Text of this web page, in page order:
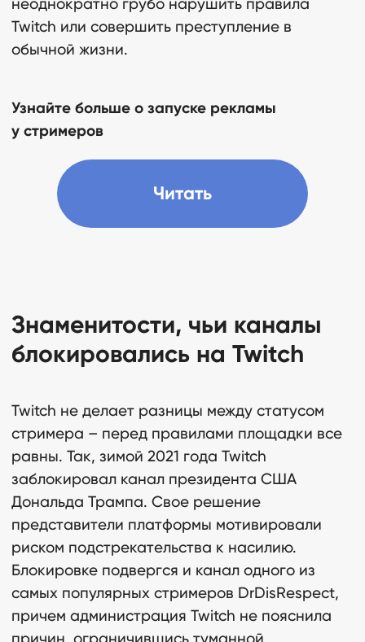
неоднократно грубо нарушить правила
Twitch или совершить преступление в
обычной жизни.
Узнайте больше о запуске рекламы
у стримеров
Знаменитости, чьи каналы
блокировались на Twitch
Twitch не делает разницы между статусом
стримера – перед правилами площадки все
равны. Так, зимой 2021 года Twitch
заблокировал канал президента США
Дональда Трампа. Свое решение
представители платформы мотивировали
риском подстрекательства к насилию.
Блокировке подвергся и канал одного из
самых популярных стримеров DrDisRespect,
причем администрация Twitch не пояснила
Инфлюенсеры: кто они
такие и зачем нужны
брендам
01.09.22
Реклама у блогеров
в influence маркетинге